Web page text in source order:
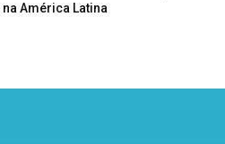
América Latina